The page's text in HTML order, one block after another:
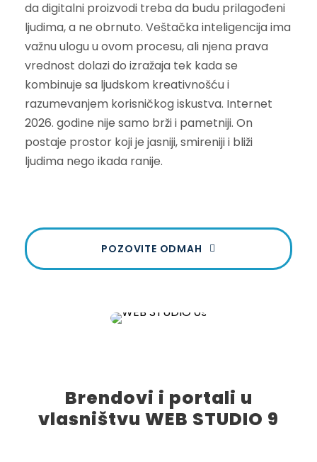
da digitalni proizvodi treba da budu prilagođeni
ljudima, a ne obrnuto. Veštačka inteligencija ima
važnu ulogu u ovom procesu, ali njena prava
vrednost dolazi do izražaja tek kada se
kombinuje sa ljudskom kreativnošću i
razumevanjem korisničkog iskustva. Internet
2026. godine nije samo brži i pametniji. On
postaje prostor koji je jasniji, smireniji i bliži
ljudima nego ikada ranije.
POZOVITE ODMAH
Brendovi i portali u
vlasništvu WEB STUDIO 9